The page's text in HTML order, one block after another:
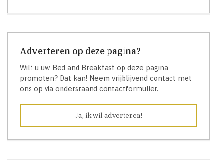
Adverteren op deze pagina?
Wilt u uw Bed and Breakfast op deze pagina
promoten? Dat kan! Neem vrijblijvend contact met
ons op via onderstaand contactformulier.
Ja, ik wil adverteren!